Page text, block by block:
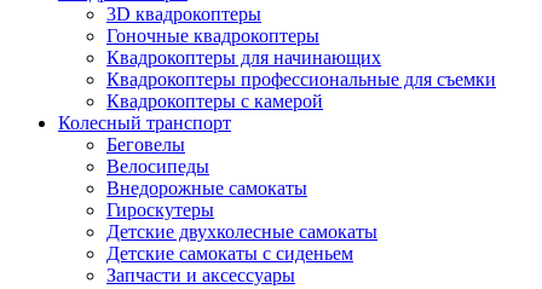
3D квадрокоптеры
Гоночные квадрокоптеры
Квадрокоптеры для начинающих
Квадрокоптеры профессиональные для съемки
Квадрокоптеры с камерой
Колесный транспорт
Беговелы
Велосипеды
Внедорожные самокаты
Гироскутеры
Детские двухколесные самокаты
Детские самокаты с сиденьем
Запчасти и аксессуары